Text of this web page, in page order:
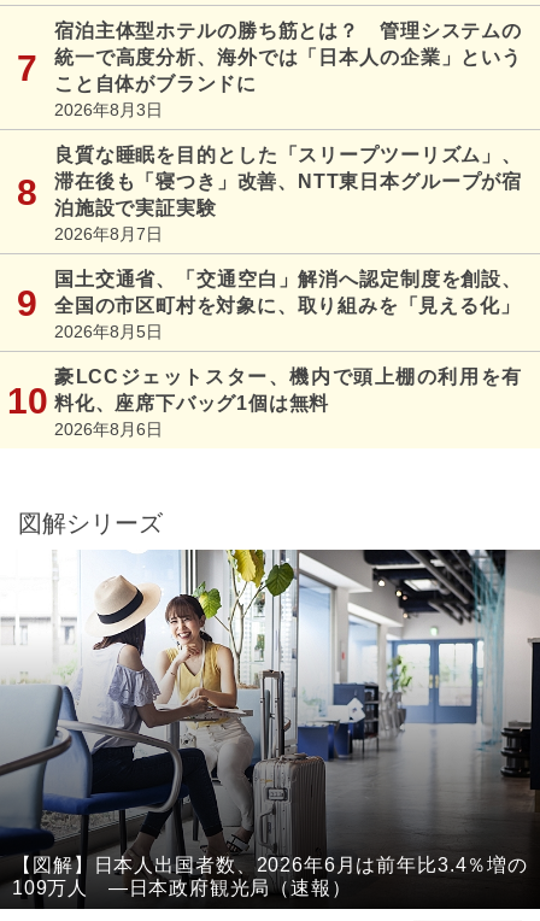
宿泊主体型ホテルの勝ち筋とは？ 管理システムの
統一で高度分析、海外では「日本人の企業」という
こと自体がブランドに
2026年8月3日
良質な睡眠を目的とした「スリープツーリズム」、
滞在後も「寝つき」改善、NTT東日本グループが宿
泊施設で実証実験
2026年8月7日
国土交通省、「交通空白」解消へ認定制度を創設、
全国の市区町村を対象に、取り組みを「見える化」
2026年8月5日
豪LCCジェットスター、機内で頭上棚の利用を有
料化、座席下バッグ1個は無料
2026年8月6日
図解シリーズ
【図解】日本人出国者数、2026年6月は前年比3.4％増の
109万人 ―日本政府観光局（速報）